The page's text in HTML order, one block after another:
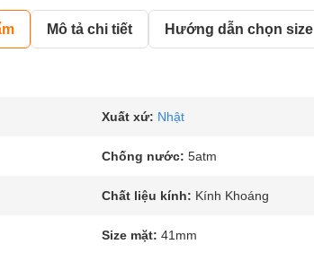
Mô tả chi tiết Hướng dẫn chọn size
Xuất xứ: Nhật
Chống nước: 5atm
Chất liệu kính: Kính Khoáng
Size mặt: 41mm